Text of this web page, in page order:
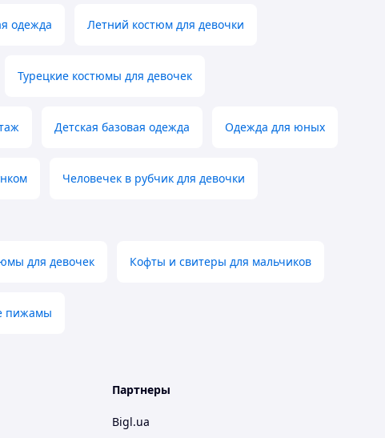
одежда Летний костюм для девочки
Турецкие костюмы для девочек
Детская базовая одежда Одежда для юных
Человечек в рубчик для девочки
для девочек Кофты и свитеры для мальчиков
пижамы
Партнеры
Bigl.ua